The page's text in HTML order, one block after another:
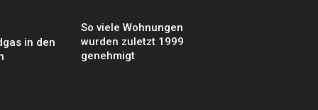
in den
So viele Wohnungen
wurden zuletzt 1999
genehmigt